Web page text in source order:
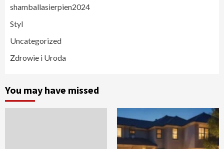
shamballasierpien2024
Styl
Uncategorized
Zdrowie i Uroda
You may have missed